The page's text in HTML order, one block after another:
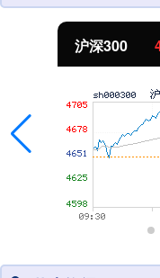
沪深300